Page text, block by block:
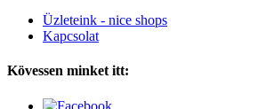
Üzleteink - nice shops
Kapcsolat
Kövessen minket itt: